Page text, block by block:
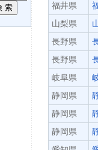
福井県
山梨県
長野県
長野県
岐阜県
静岡県
静岡県
静岡県